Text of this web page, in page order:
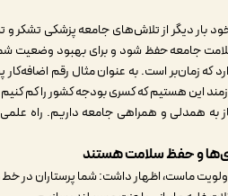
بار دیگر از تلاش‌های جامعه پزشکی تشکر و
جامعه حفظ شود و برای بهبود وضعیت
که زمان‌بر است. به عنوان مثال رقم
این هستیم که کسری بودجه کشور را کم کنیم
به همدلی و همراهی جامعه داریم. راه
و حفظ سلامت هستند
ماست، اظهار داشت: شما پرستاران در